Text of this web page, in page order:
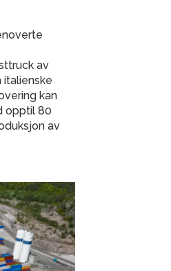
av
italienske
kan
opptil 80
av